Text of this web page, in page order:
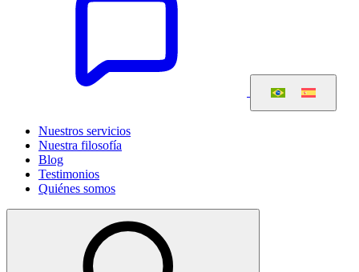
Nuestros servicios
Nuestra filosofía
Blog
Testimonios
Quiénes somos